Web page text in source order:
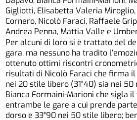
Gigliotti, Elisabetta Valeria
Cornero, Nicolò Faraci, Raffaele
Andrea Penna, Mattia Valle e
Per alcuni di loro si è trattato del
gara, ma nessuno ha tradito
ottenuto ottimi riscontri
risultati di Nicolò Faraci che firma il
nei 20 stile libero (31″40) sia nei 50
Bianca Formaini-Marioni che sigla
entrambe le gare a cui prende parte
dorso e 33″90 nei 50 stile libero;